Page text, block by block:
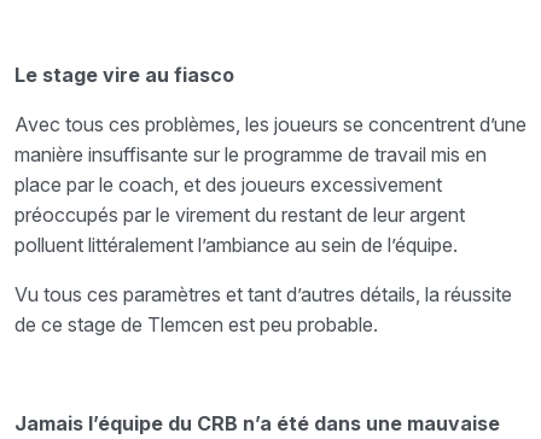
Le stage vire au fiasco
Avec tous ces problèmes, les joueurs se concentrent d’une
manière insuffisante sur le programme de travail mis en
place par le coach, et des joueurs excessivement
préoccupés par le virement du restant de leur argent
polluent littéralement l’ambiance au sein de l’équipe.
Vu tous ces paramètres et tant d’autres détails, la réussite
de ce stage de Tlemcen est peu probable.
Jamais l’équipe du CRB n’a été dans une mauvaise